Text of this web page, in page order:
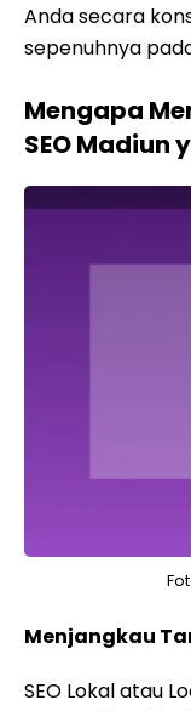
Anda secara
sepenuhnya
Mengapa
SEO Madiun
Menjangkau
SEO Lokal atau